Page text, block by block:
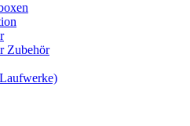
Zubehör